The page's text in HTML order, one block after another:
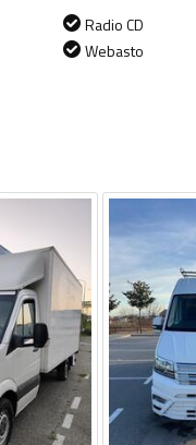
Radio CD
Webasto